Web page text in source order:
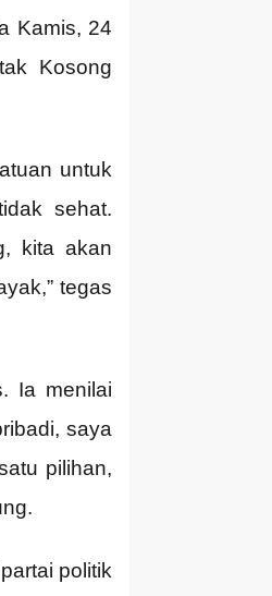
Kamis, 24
Kosong
untuk
sehat.
kita akan
tegas
Ia menilai
saya
pilihan,
politik